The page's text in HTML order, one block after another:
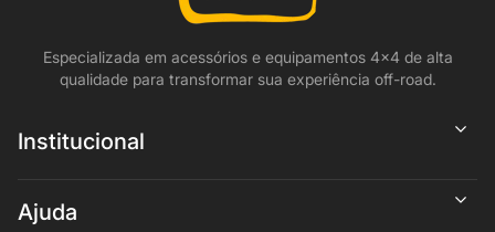
Especializada em acessórios e equipamentos 4x4 de alta
qualidade para transformar sua experiência off-road.
Institucional
Ajuda